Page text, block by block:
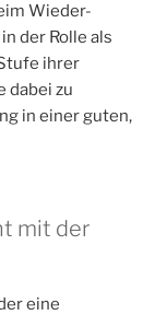
Wieder-
der Rolle als
ihrer
dabei zu
in einer guten,
mit der
eine